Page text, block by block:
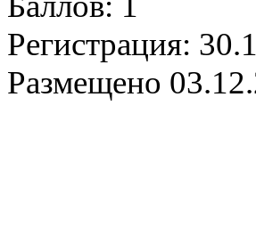
Регистрация:
Размещено